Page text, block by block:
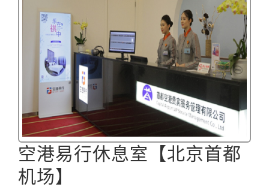
空港易行休息室【北京首都
机场】